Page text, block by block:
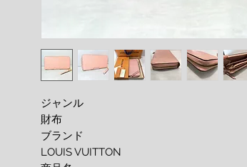
ジャンル
財布
ブランド
LOUIS VUITTON